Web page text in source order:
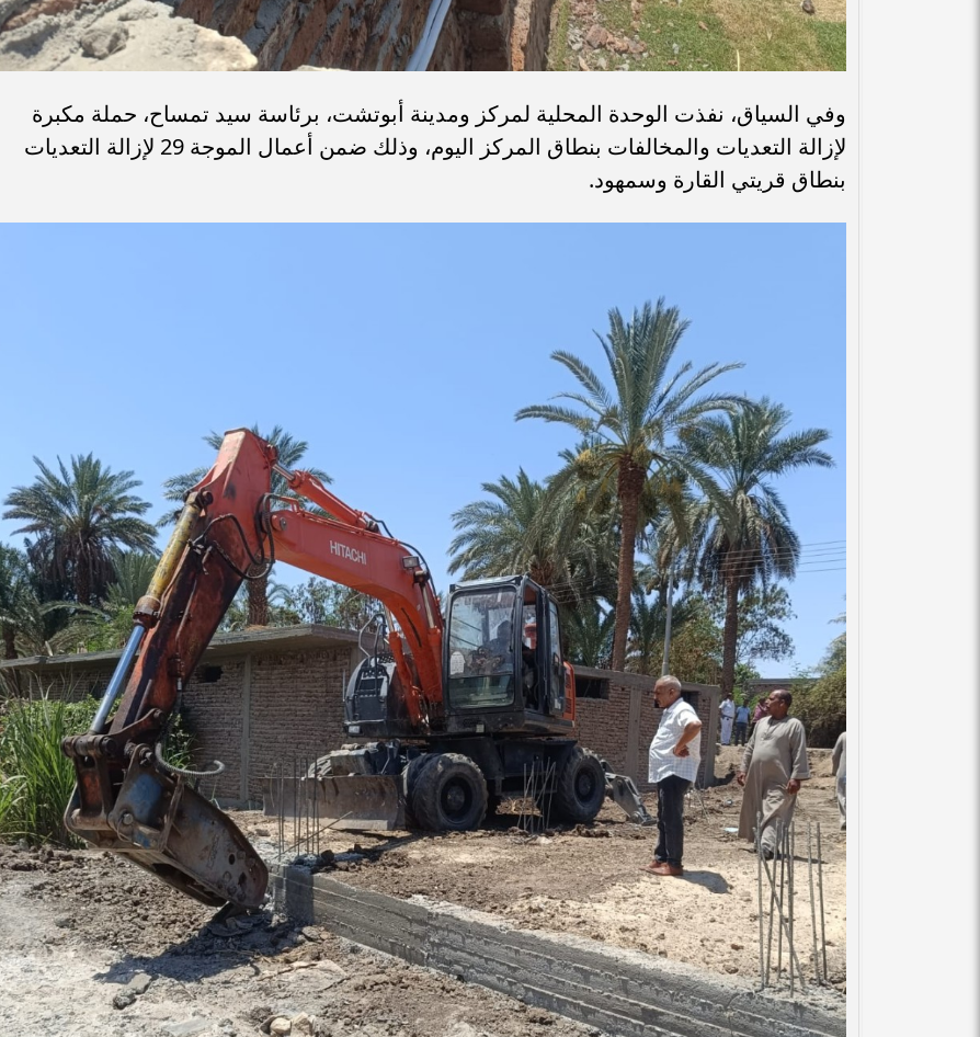
وفي السياق، نفذت الوحدة المحلية لمركز ومدينة أبوتشت، برئاسة سيد تمساح، حملة مكبرة
لإزالة التعديات والمخالفات بنطاق المركز اليوم، وذلك ضمن أعمال الموجة 29 لإزالة التعديات
بنطاق قريتي القارة وسمهود.